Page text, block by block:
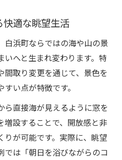
快適な眺望生活
白浜町ならではの海や山の景
へと生まれ変わります。特
間取り変更を通じて、景色を
い点が特徴です。
ら直接海が見えるように窓を
増設することで、開放感と非
りが可能です。実際に、眺望
では「朝日を浴びながらのコ